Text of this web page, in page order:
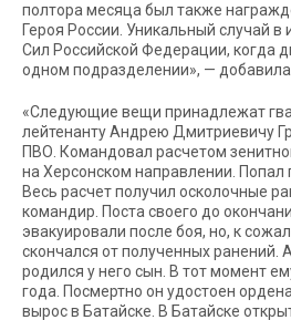
полтора месяца был также
Героя России. Уникальный случай
Сил Российской Федерации, когда
одном подразделении», — добавила
«Следующие вещи принадлежат
лейтенанту Андрею Дмитриевичу
ПВО. Командовал расчетом
на Херсонском направлении. Попал
Весь расчет получил осколочные
командир. Поста своего до
эвакуировали после боя, но, к
скончался от полученных
родился у него сын. В тот момент
года. Посмертно он удостоен
вырос в Батайске. В Батайске